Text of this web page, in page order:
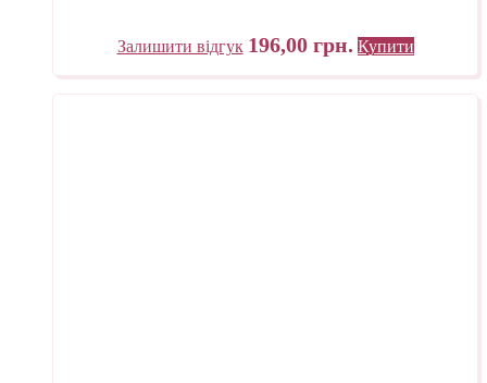
Залишити відгук 196,00 грн. Купити